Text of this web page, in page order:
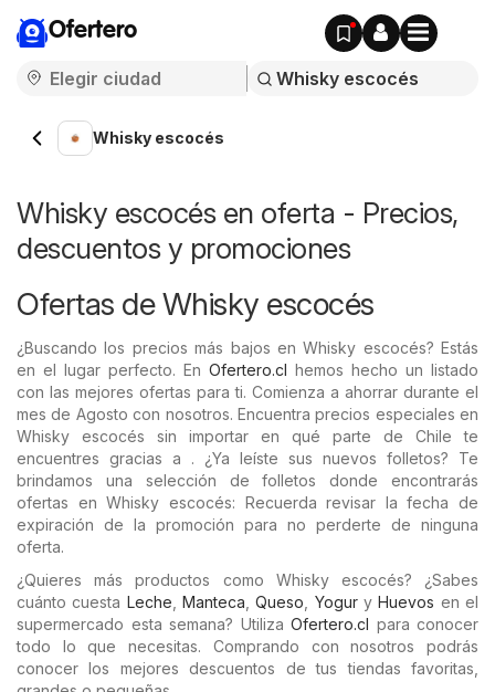
Ofertero
Whisky escocés
Whisky escocés en oferta - Precios,
descuentos y promociones
Ofertas de Whisky escocés
¿Buscando los precios más bajos en Whisky escocés? Estás
en el lugar perfecto. En Ofertero.cl hemos hecho un listado
con las mejores ofertas para ti. Comienza a ahorrar durante el
mes de Agosto con nosotros. Encuentra precios especiales en
Whisky escocés sin importar en qué parte de Chile te
encuentres gracias a . ¿Ya leíste sus nuevos folletos? Te
brindamos una selección de folletos donde encontrarás
ofertas en Whisky escocés: Recuerda revisar la fecha de
expiración de la promoción para no perderte de ninguna
oferta.
¿Quieres más productos como Whisky escocés? ¿Sabes
cuánto cuesta Leche ,Manteca ,Queso YoguryHuevos en el
supermercado esta semana? Utiliza Ofertero.cl para conocer
todo lo que necesitas. Comprando con nosotros podrás
conocer los mejores descuentos de tus tiendas favoritas,